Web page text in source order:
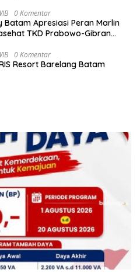
0 Komentar
Batam Apresiasi Peran Marlin
TKD Prabowo-Gibran
0 Komentar
Resort Barelang Batam